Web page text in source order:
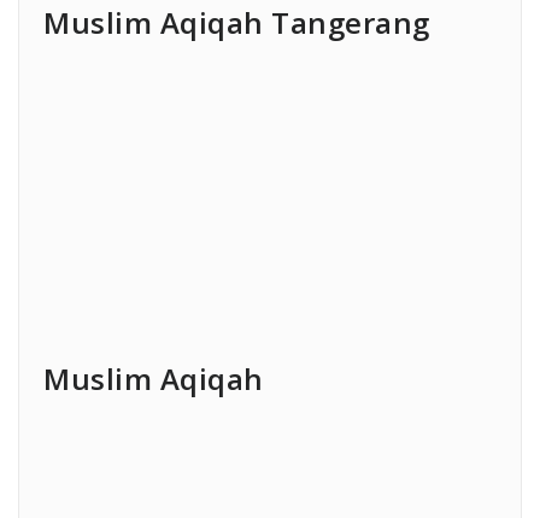
Muslim Aqiqah Tangerang
Muslim Aqiqah